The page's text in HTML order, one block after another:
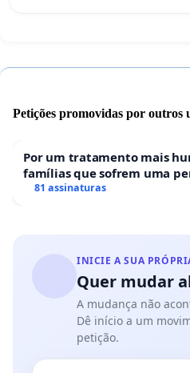
Petições promovidas por outros
Por um tratamento mais
famílias que sofrem uma
hospitais portugueses
81 assinaturas
INICIE A SUA
Quer mudar
A mudança não
Dê início a um
petição.